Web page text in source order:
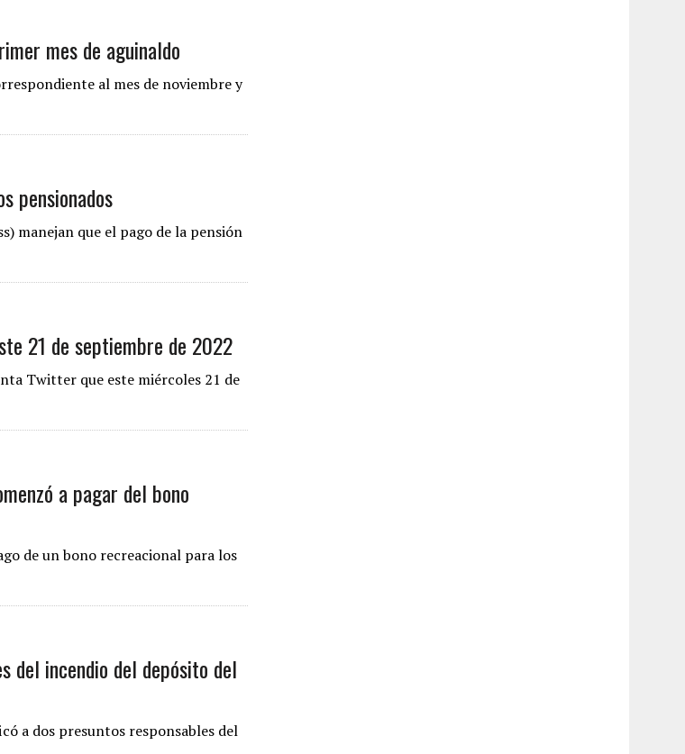
mes de aguinaldo
al mes de noviembre y
pensionados
manejan que el pago de la pensión
21 de septiembre de 2022
Twitter que este miércoles 21 de
a pagar del bono
de un bono recreacional para los
del incendio del depósito del
a dos presuntos responsables del